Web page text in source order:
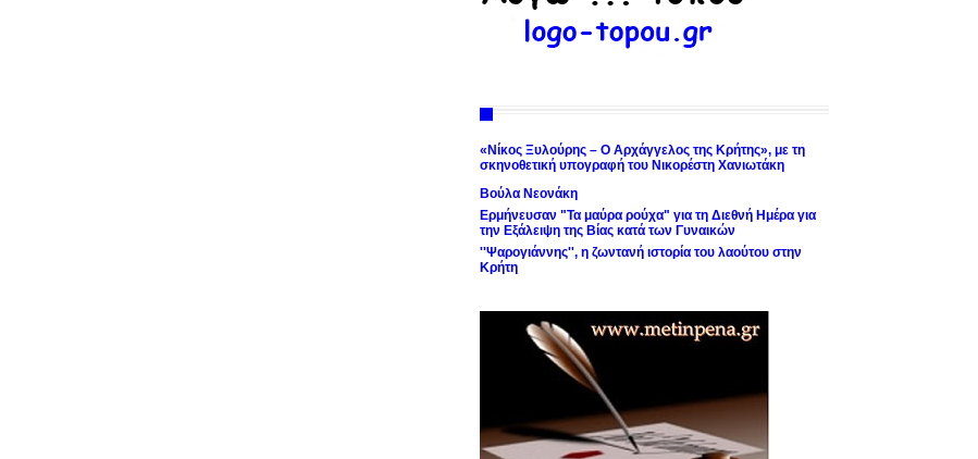
«Νίκος Ξυλούρης – Ο Αρχάγγελος της Κρήτης», με τη
σκηνοθετική υπογραφή του Νικορέστη Χανιωτάκη
Βούλα Νεονάκη
Ερμήνευσαν "Τα μαύρα ρούχα" για τη Διεθνή Ημέρα για
την Εξάλειψη της Βίας κατά των Γυναικών
''Ψαρογιάννης'', η ζωντανή ιστορία του λαούτου στην
Κρήτη